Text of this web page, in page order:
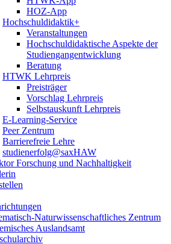
HOZ-App
Hochschuldidaktik+
Veranstaltungen
Hochschuldidaktische Aspekte der
Studiengangentwicklung
Beratung
HTWK Lehrpreis
Preisträger
Vorschlag Lehrpreis
Selbstauskunft Lehrpreis
E-Learning-Service
Peer Zentrum
Barrierefreie Lehre
studienerfolg@saxHAW
Forschung und Nachhaltigkeit
Naturwissenschaftliches Zentrum
Auslandsamt